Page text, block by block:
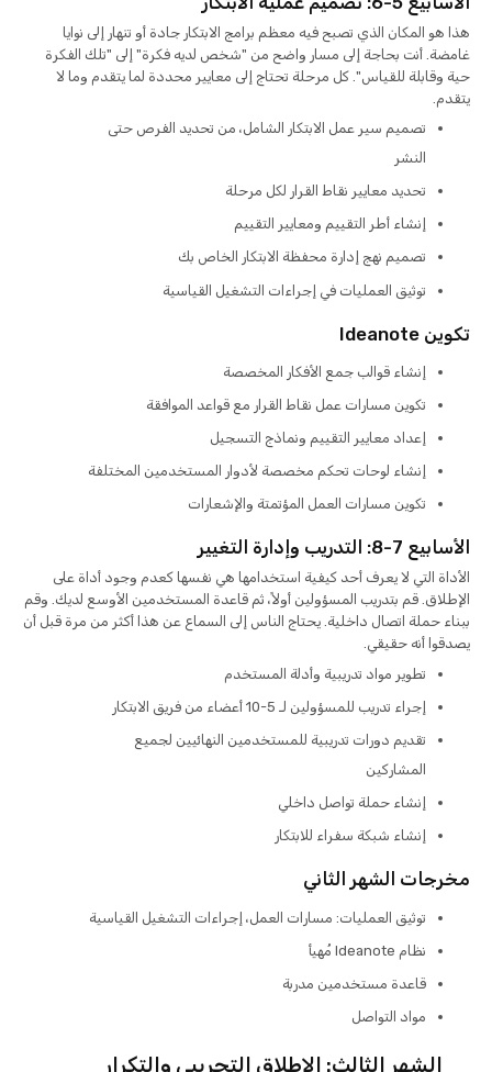
هذا هو المكان الذي تصبح فيه معظم برامج الابتكار جادة أو تنهار إلى نوايا
غامضة. أنت بحاجة إلى مسار واضح من "شخص لديه فكرة" إلى "تلك الفكرة
حية وقابلة للقياس". كل مرحلة تحتاج إلى معايير محددة لما يتقدم وما لا
يتقدم.
تصميم سير عمل الابتكار الشامل، من تحديد الفرص حتى
النشر
تحديد معايير نقاط القرار لكل مرحلة
إنشاء أطر التقييم ومعايير التقييم
تصميم نهج إدارة محفظة الابتكار الخاص بك
توثيق العمليات في إجراءات التشغيل القياسية
تكوين Ideanote
إنشاء قوالب جمع الأفكار المخصصة
تكوين مسارات عمل نقاط القرار مع قواعد الموافقة
إعداد معايير التقييم ونماذج التسجيل
إنشاء لوحات تحكم مخصصة لأدوار المستخدمين المختلفة
تكوين مسارات العمل المؤتمتة والإشعارات
الأسابيع 7-8: التدريب وإدارة التغيير
الأداة التي لا يعرف أحد كيفية استخدامها هي نفسها كعدم وجود أداة على
الإطلاق. قم بتدريب المسؤولين أولاً، ثم قاعدة المستخدمين الأوسع لديك. وقم
ببناء حملة اتصال داخلية. يحتاج الناس إلى السماع عن هذا أكثر من مرة قبل أن
يصدقوا أنه حقيقي.
تطوير مواد تدريبية وأدلة المستخدم
إجراء تدريب للمسؤولين لـ 5-10 أعضاء من فريق الابتكار
تقديم دورات تدريبية للمستخدمين النهائيين لجميع
المشاركين
إنشاء حملة تواصل داخلي
إنشاء شبكة سفراء للابتكار
مخرجات الشهر الثاني
توثيق العمليات: مسارات العمل، إجراءات التشغيل القياسية
نظام Ideanote مُهيأ
قاعدة مستخدمين مدربة
مواد التواصل
الشهر الثالث: الإطلاق التجريبي والتكرار